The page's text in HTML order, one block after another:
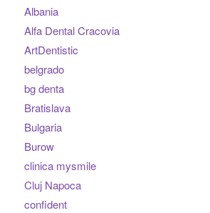
Albania
Alfa Dental Cracovia
ArtDentistic
belgrado
bg denta
Bratislava
Bulgaria
Burow
clinica mysmile
Cluj Napoca
confident